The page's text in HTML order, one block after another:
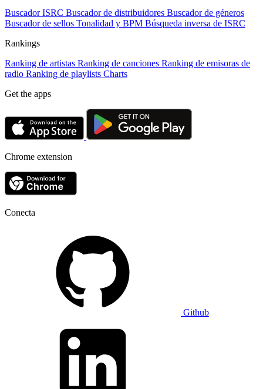
Buscador ISRC Buscador de distribuidores Buscador de géneros
Buscador de sellos Tonalidad y BPM Búsqueda inversa de ISRC
Rankings
Ranking de artistas Ranking de canciones Ranking de emisoras de
radio Ranking de playlists Charts
Get the apps
Chrome extension
Conecta
Github